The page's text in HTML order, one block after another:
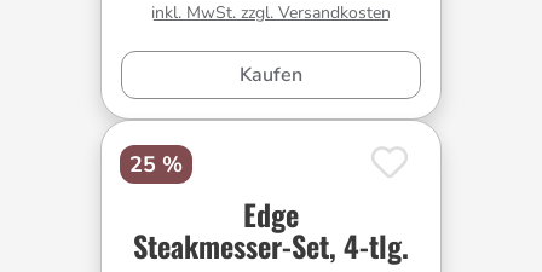
inkl. MwSt. zzgl. Versandkosten
Kaufen
25 %
Edge
Steakmesser-Set, 4-tlg.